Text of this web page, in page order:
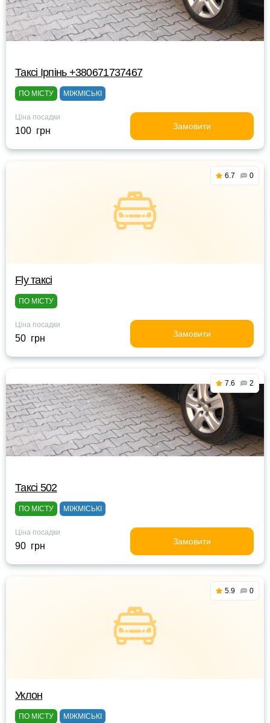
Таксі Ірпінь +380671737467
ПО МІСТУ МІЖМІСЬКІ
Ціна посадки
100 грн Замовити
6.7 0
Fly таксі
ПО МІСТУ
Ціна посадки
50 грн Замовити
7.6 2
Таксі 502
ПО МІСТУ МІЖМІСЬКІ
Ціна посадки
90 грн Замовити
5.9 0
Уклон
ПО МІСТУ МІЖМІСЬКІ